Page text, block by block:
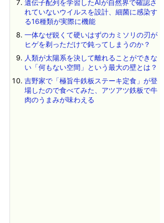
遺伝子配列を学習したAIが自然界で確認さ
れていないウイルスを設計、細菌に感染す
る16種類が実際に機能
一体なぜ鋭くて硬いはずのカミソリの刃が
ヒゲを剃っただけで鈍ってしまうのか？
人類が太陽系を決して離れることができな
い「何もない空間」という最大の壁とは？
吉野家で「極旨牛鉄板ステーキ定食」が登
場したので食べてみた、アツアツ鉄板で牛
肉のうまみが味わえる